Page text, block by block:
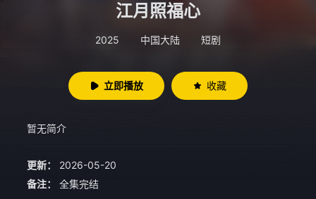
江月照福心
2025 中国大陆 短剧
立即播放 收藏
暂无简介
更新：
2026-05-20
备注：
全集完结